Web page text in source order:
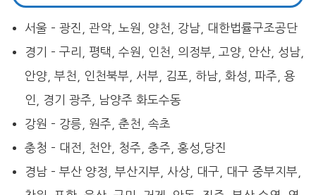
서울 – 광진, 관악, 노원, 양천, 강남, 대한법률구조공단
경기 – 구리, 평택, 수원, 인천, 의정부, 고양, 안산, 성남,
안양, 부천, 인천북부, 서부, 김포, 하남, 화성, 파주, 용
인, 경기 광주, 남양주 화도수동
강원 – 강릉, 원주, 춘천, 속초
충청 – 대전, 천안, 청주, 충주, 홍성,당진
경남 – 부산 양정, 부산지부, 사상, 대구, 대구 중부지부,